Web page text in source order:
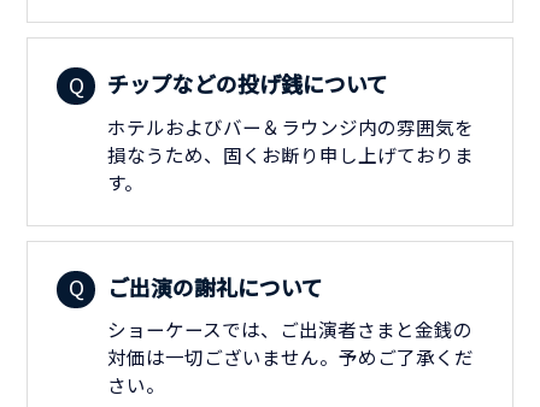
チップなどの投げ銭について
ホテルおよびバー＆ラウンジ内の雰囲気を
損なうため、固くお断り申し上げておりま
す。
ご出演の謝礼について
ショーケースでは、ご出演者さまと金銭の
対価は一切ございません。予めご了承くだ
さい。